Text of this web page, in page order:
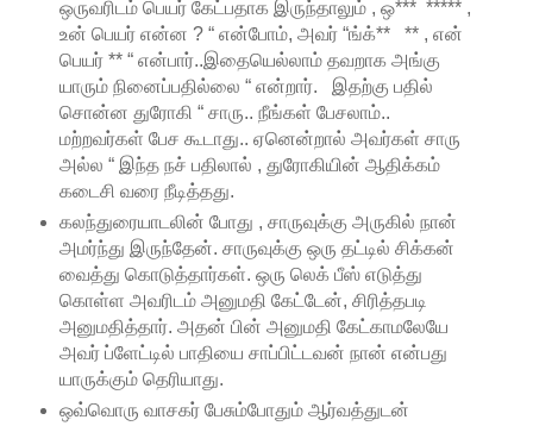
ஒருவரிடம் பெயர் கேட்பதாக இருந்தாலும் , ஒ*** ***** ,
உன் பெயர் என்ன ? “ என்போம், அவர் “ங்க்** ** , என்
பெயர் ** “ என்பார்..இதையெல்லாம் தவறாக அங்கு
யாரும் நினைப்பதில்லை “ என்றார். இதற்கு பதில்
சொன்ன துரோகி “ சாரு.. நீங்கள் பேசலாம்..
மற்றவர்கள் பேச கூடாது.. ஏனென்றால் அவர்கள் சாரு
அல்ல “ இந்த நச் பதிலால் , துரோகியின் ஆதிக்கம்
கடைசி வரை நீடித்தது.
கலந்துரையாடலின் போது , சாருவுக்கு அருகில் நான்
அமர்ந்து இருந்தேன். சாருவுக்கு ஒரு தட்டில் சிக்கன்
வைத்து கொடுத்தார்கள். ஒரு லெக் பீஸ் எடுத்து
கொள்ள அவரிடம் அனுமதி கேட்டேன், சிரித்தபடி
அனுமதித்தார். அதன் பின் அனுமதி கேட்காமலேயே
அவர் ப்ளேட்டில் பாதியை சாப்பிட்டவன் நான் என்பது
யாருக்கும் தெரியாது.
ஒவ்வொரு வாசகர் பேசும்போதும் ஆர்வத்துடன்